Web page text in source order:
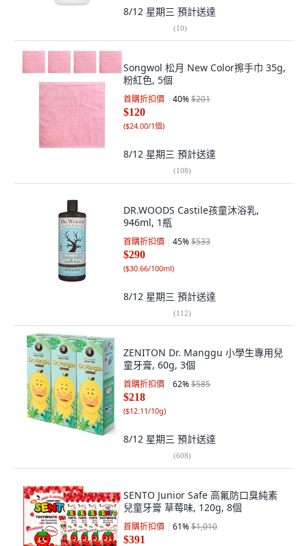
8/12 星期三 預計送達
(10)
Songwol 松月 New Color擦手巾 35g,
粉紅色, 5個
首購折扣價 40%$201
$120
($24.00/1個)
8/12 星期三 預計送達
(108)
DR.WOODS Castile孩童沐浴乳,
946ml, 1瓶
首購折扣價 45%$533
$290
($30.66/100ml)
8/12 星期三 預計送達
(112)
ZENITON Dr. Manggu 小學生專用兒
童牙膏, 60g, 3個
首購折扣價 62%$585
$218
($12.11/10g)
8/12 星期三 預計送達
(608)
SENTO Junior Safe 高氟防口臭純素
兒童牙膏 草莓味, 120g, 8個
首購折扣價 61%$1,010
$391